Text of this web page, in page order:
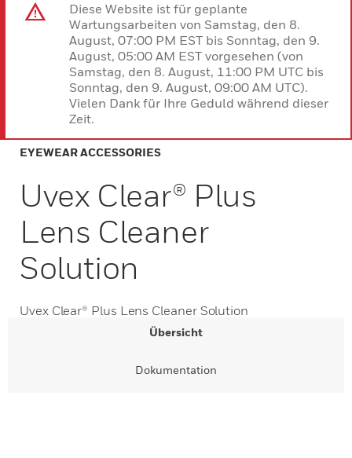
Diese Website ist für geplante
Wartungsarbeiten von Samstag, den 8.
August, 07:00 PM EST bis Sonntag, den 9.
August, 05:00 AM EST vorgesehen (von
Samstag, den 8. August, 11:00 PM UTC bis
Sonntag, den 9. August, 09:00 AM UTC).
Vielen Dank für Ihre Geduld während dieser
Zeit.
EYEWEAR ACCESSORIES
Uvex Clear® Plus
Lens Cleaner
Solution
Uvex Clear® Plus Lens Cleaner Solution
Übersicht
Dokumentation